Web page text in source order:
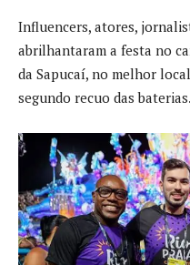
Influencers, atores,
abrilhantaram a festa no
da Sapucaí, no melhor
segundo recuo das baterias.